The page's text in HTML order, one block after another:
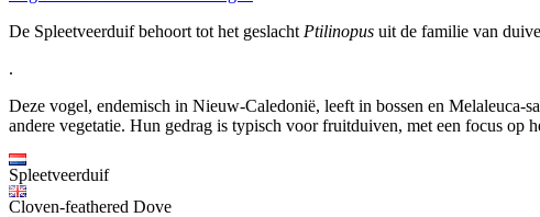
De Spleetveerduif behoort tot het geslacht Ptilinopus uit de familie van
.
Deze vogel, endemisch in Nieuw-Caledonië, leeft in bossen en Melaleuca-
andere vegetatie. Hun gedrag is typisch voor fruitduiven, met een focus op
Spleetveerduif
Cloven-feathered Dove